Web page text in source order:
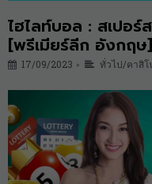
ไฮไลท์บอล : สเปอร์
[พรีเมียร์ลีก อังกฤษ]
17/09/2023 • ทั่วไป/คาสิโ